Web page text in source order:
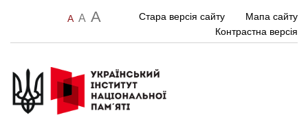
A A A Стара версія сайту
Мапа сайту
Контрастна версія